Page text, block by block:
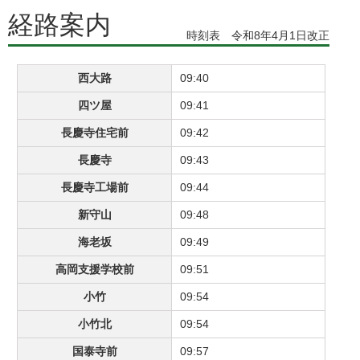
経路案内 時刻表 令和8年4月1日改正
西大路 09:40
四ツ屋 09:41
長慶寺住宅前 09:42
長慶寺 09:43
長慶寺工場前 09:44
新守山 09:48
海老坂 09:49
高岡支援学校前 09:51
小竹 09:54
小竹北 09:54
国泰寺前 09:57